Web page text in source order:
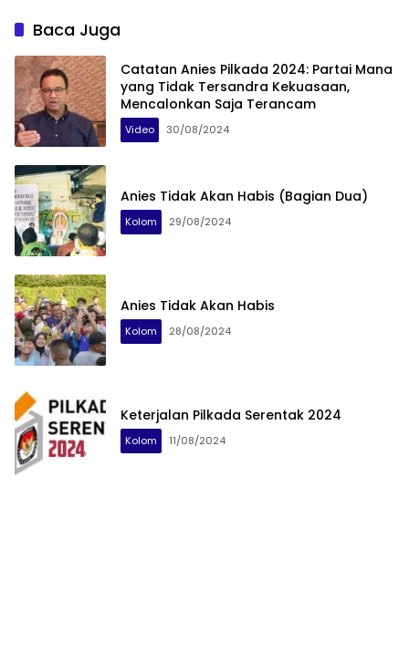
Baca Juga
Catatan Anies Pilkada 2024: Partai Mana
yang Tidak Tersandra Kekuasaan,
Mencalonkan Saja Terancam
Video 30/08/2024
Anies Tidak Akan Habis (Bagian Dua)
Kolom 29/08/2024
Anies Tidak Akan Habis
Kolom 28/08/2024
Keterjalan Pilkada Serentak 2024
Kolom 11/08/2024